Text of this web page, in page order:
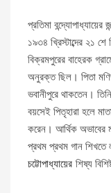
প্রতিমা বন্দ্যোপাধ্যায়ের
১৯৩৪ খ্রিস্টাব্দের ২১
বিক্রমপুরের বাহেরক
অনুরক্ত ছিল। পিতা
ভবানীপুরে থাকতেন।
বয়সেই পিতৃহারা হলে
করেন। আর্থিক অভাবের
প্রথম প্রথম গান শিখতে
চট্টোপাধ্যায়ের শিষ্য